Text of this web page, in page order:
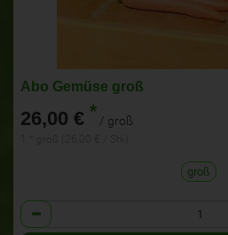
Abo Gemüse groß
26,00 € * / groß
groß
Anzahl